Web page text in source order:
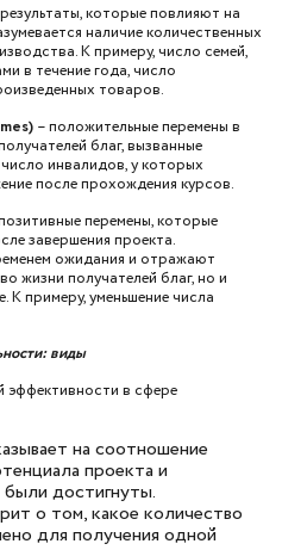
которые повлияют на
наличие количественных
К примеру, число семей,
в течение года, число
товаров.
– положительные перемены в
благ, вызванные
инвалидов, у которых
после прохождения курсов.
перемены, которые
завершения проекта.
ожидания и отражают
жизни получателей благ, но и
К примеру, уменьшение числа
виды
эффективности в сфере
на соотношение
проекта и
достигнуты.
о том, какое количество
для получения одной